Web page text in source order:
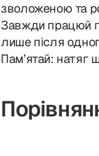
зволоженою та
Завжди працюй
лише після
Пам’ятай: натяг